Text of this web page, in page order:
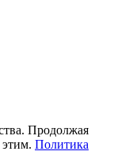
Продолжая
этим. Политика